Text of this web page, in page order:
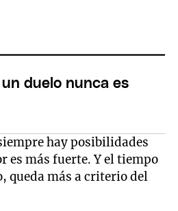
un duelo nunca es
hay posibilidades
es más fuerte. Y el tiempo
queda más a criterio del